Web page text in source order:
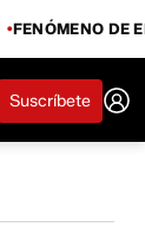
FENÓMENO DE
Suscríbete